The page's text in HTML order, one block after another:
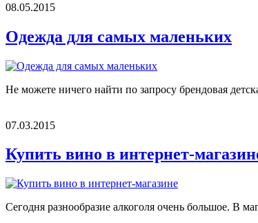
08.05.2015
Одежда для самых маленьких
Не можете ничего найти по запросу брендовая
07.03.2015
Купить вино в интернет-
Сегодня разнообразие алкоголя очень большое. В